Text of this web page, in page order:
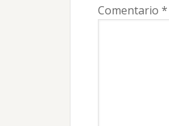
Comentario *